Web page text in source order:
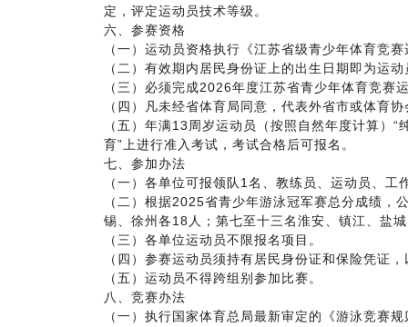
定，评定运动员技术等级。
六、参赛资格
（一）运动员资格执行《江苏省级青少年体育竞
（二）有效期内居民身份证上的出生日期即为运动
（三）必须完成2026年度江苏省青少年体育竞赛
（四）凡未经省体育局同意，代表外省市或体育
（五）年满13周岁运动员（按照自然年度计算）
育”上进行准入考试，考试合格后可报名。
七、参加办法
（一）各单位可报领队1名、教练员、运动员、工
（二）根据2025省青少年游泳冠军赛总分成绩，
锡、徐州各18人；第七至十三名淮安、镇江、盐
（三）各单位运动员不限报名项目。
（四）参赛运动员须持有居民身份证和保险凭证
（五）运动员不得跨组别参加比赛。
八、竞赛办法
（一）执行国家体育总局最新审定的《游泳竞赛规